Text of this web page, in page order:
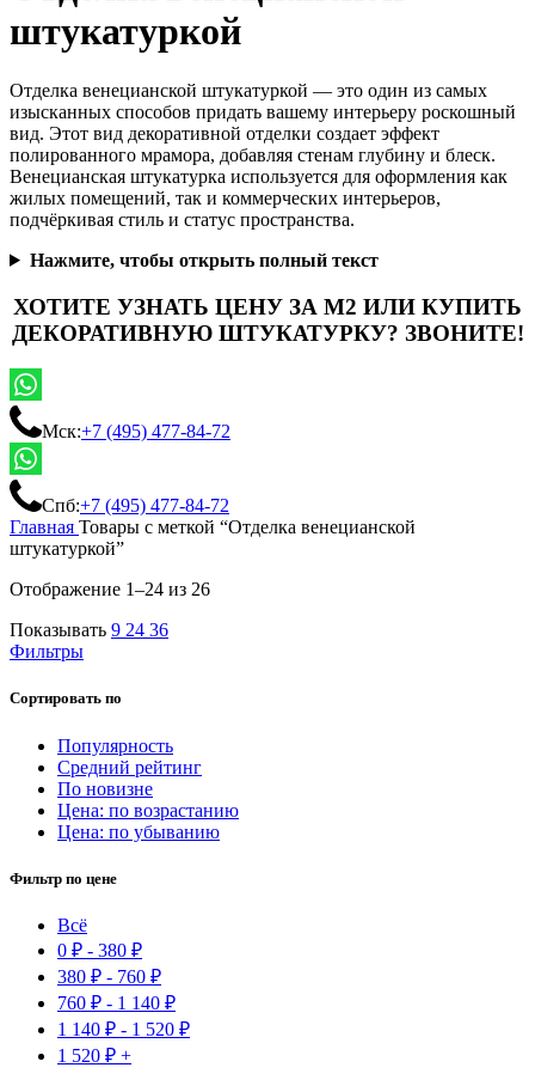
штукатуркой
Отделка венецианской штукатуркой — это один из самых
изысканных способов придать вашему интерьеру роскошный
вид. Этот вид декоративной отделки создает эффект
полированного мрамора, добавляя стенам глубину и блеск.
Венецианская штукатурка используется для оформления как
жилых помещений, так и коммерческих интерьеров,
подчёркивая стиль и статус пространства.
Нажмите, чтобы открыть полный текст
ХОТИТЕ УЗНАТЬ ЦЕНУ ЗА М2 ИЛИ КУПИТЬ
ДЕКОРАТИВНУЮ ШТУКАТУРКУ? ЗВОНИТЕ!
Мск:+7 (495) 477-84-72
Спб:+7 (495) 477-84-72
Главная Товары с меткой “Отделка венецианской
штукатуркой”
Отображение 1–24 из 26
Показывать 9 24 36
Фильтры
Сортировать по
Популярность
Средний рейтинг
По новизне
Цена: по возрастанию
Цена: по убыванию
Фильтр по цене
Всё
0 ₽ - 380 ₽
380 ₽ - 760 ₽
760 ₽ - 1 140 ₽
1 140 ₽ - 1 520 ₽
1 520 ₽ +